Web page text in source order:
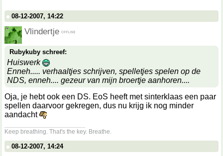
08-12-2007, 14:22
Vlindertje
Rubykuby schreef:
Huiswerk
Enneh..... verhaaltjes schrijven, spelletjes spelen op de
NDS, enneh.... gezeur van mijn broertje aanhoren....
Oja, je hebt ook een DS. EoS heeft met sinterklaas een paar
spellen daarvoor gekregen, dus nu krijg ik nog minder
aandacht
Keep breathing. That's the key. Breathe.
08-12-2007, 14:24